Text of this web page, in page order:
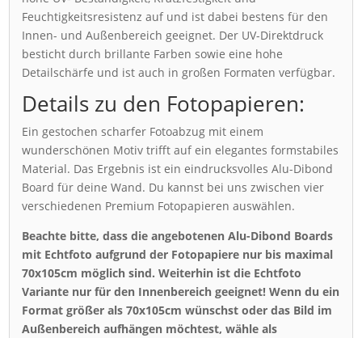
Feuchtigkeitsresistenz auf und ist dabei bestens für den
Innen- und Außenbereich geeignet. Der UV-Direktdruck
besticht durch brillante Farben sowie eine hohe
Detailschärfe und ist auch in großen Formaten verfügbar.
Details zu den Fotopapieren:
Ein gestochen scharfer Fotoabzug mit einem
wunderschönen Motiv trifft auf ein elegantes formstabiles
Material. Das Ergebnis ist ein eindrucksvolles Alu-Dibond
Board für deine Wand. Du kannst bei uns zwischen vier
verschiedenen Premium Fotopapieren auswählen.
Beachte bitte, dass die angebotenen Alu-Dibond Boards
mit Echtfoto aufgrund der Fotopapiere nur bis maximal
70x105cm möglich sind. Weiterhin ist die Echtfoto
Variante nur für den Innenbereich geeignet! Wenn du ein
Format größer als 70x105cm wünschst oder das Bild im
Außenbereich aufhängen möchtest, wähle als